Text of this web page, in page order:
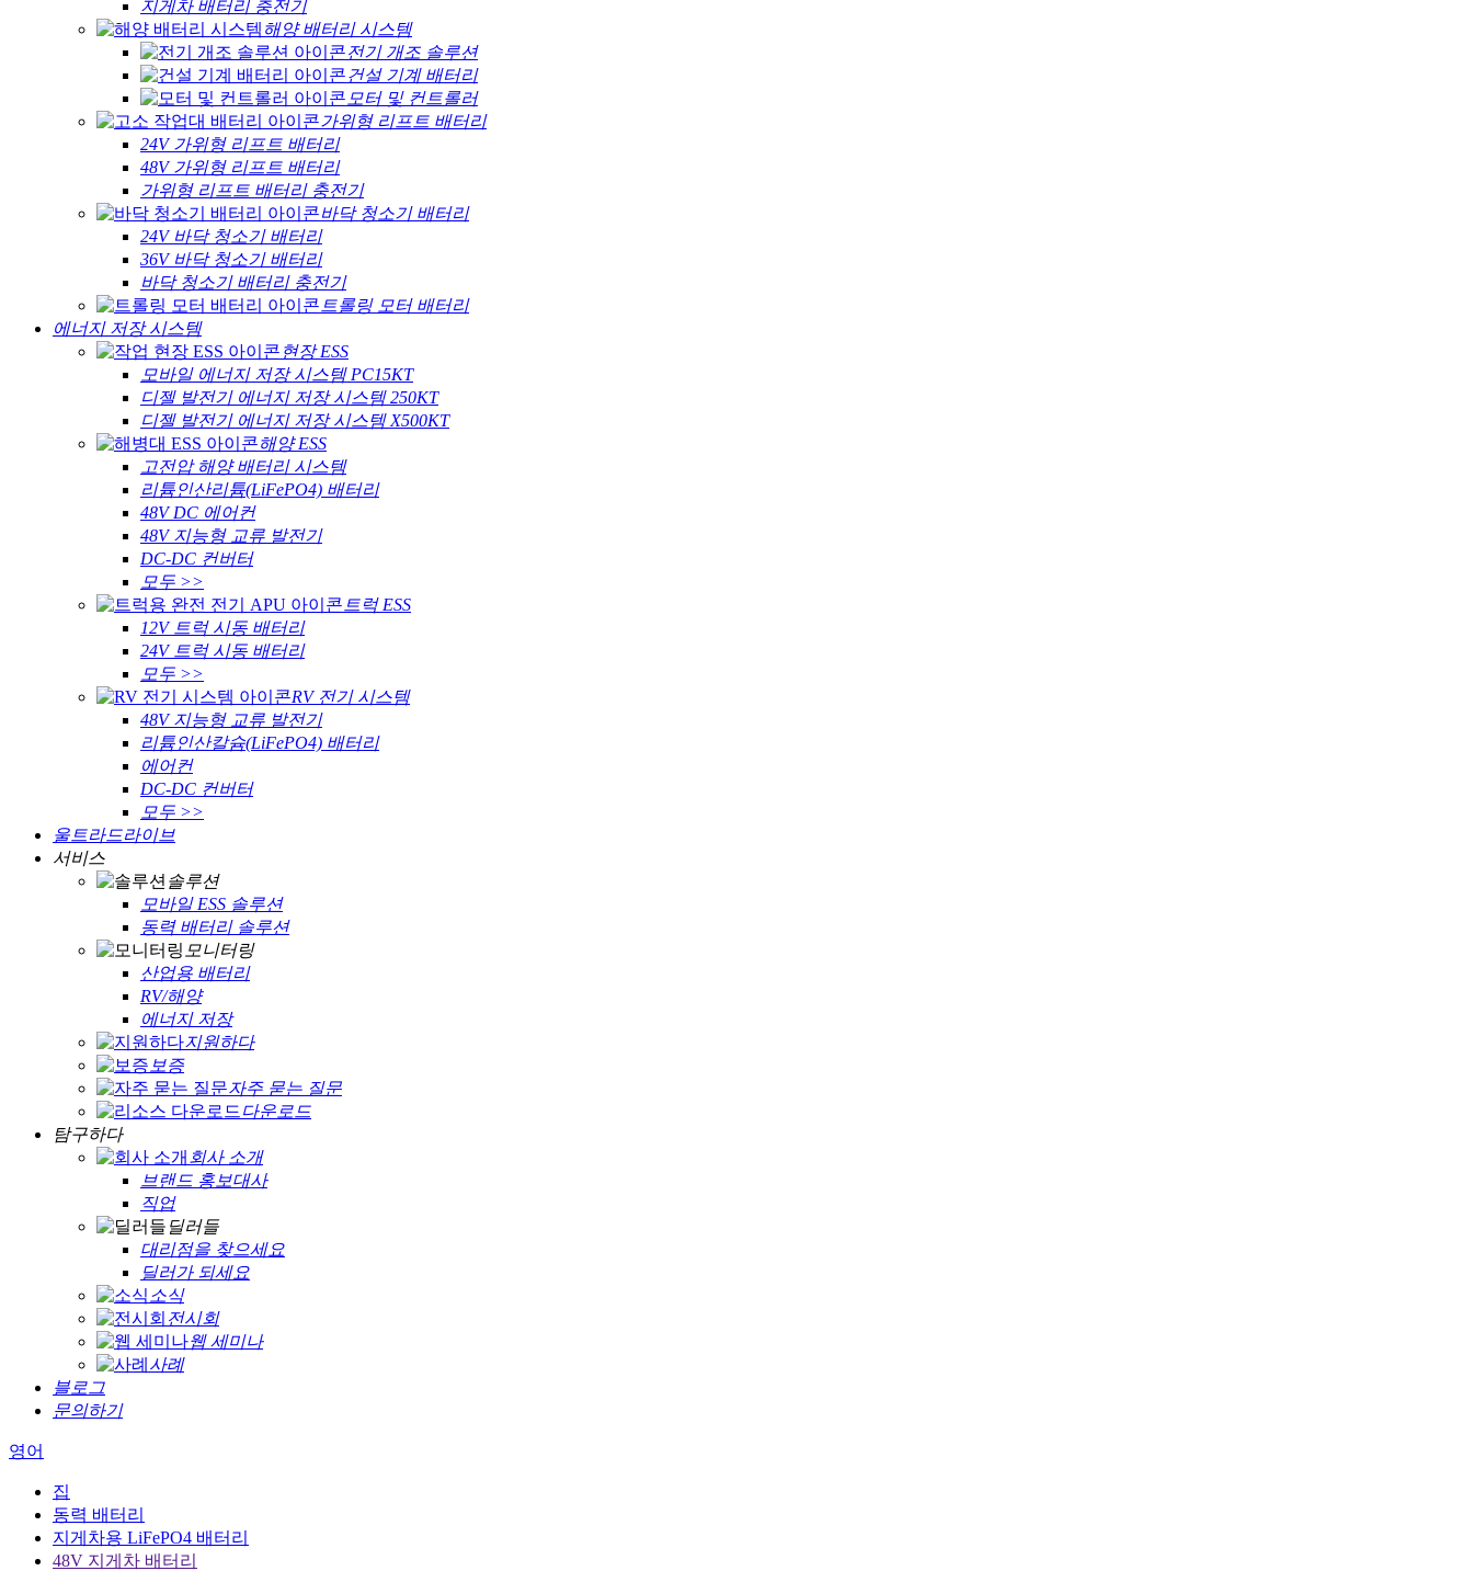
지게차 배터리 충전기
해양 배터리 시스템
전기 개조 솔루션
건설 기계 배터리
모터 및 컨트롤러
가위형 리프트 배터리
24V 가위형 리프트 배터리
48V 가위형 리프트 배터리
가위형 리프트 배터리 충전기
바닥 청소기 배터리
24V 바닥 청소기 배터리
36V 바닥 청소기 배터리
바닥 청소기 배터리 충전기
트롤링 모터 배터리
에너지 저장 시스템
현장 ESS
모바일 에너지 저장 시스템 PC15KT
디젤 발전기 에너지 저장 시스템 250KT
디젤 발전기 에너지 저장 시스템 X500KT
해양 ESS
고전압 해양 배터리 시스템
리튬인산리튬(LiFePO4) 배터리
48V DC 에어컨
48V 지능형 교류 발전기
DC-DC 컨버터
모두 >>
트럭 ESS
12V 트럭 시동 배터리
24V 트럭 시동 배터리
모두 >>
RV 전기 시스템
48V 지능형 교류 발전기
리튬인산칼슘(LiFePO4) 배터리
에어컨
DC-DC 컨버터
모두 >>
울트라드라이브
서비스
솔루션
모바일 ESS 솔루션
동력 배터리 솔루션
모니터링
산업용 배터리
RV/해양
에너지 저장
지원하다
보증
자주 묻는 질문
다운로드
탐구하다
회사 소개
브랜드 홍보대사
직업
딜러들
대리점을 찾으세요
딜러가 되세요
소식
전시회
웹 세미나
사례
블로그
문의하기
영어
집
동력 배터리
지게차용 LiFePO4 배터리
48V 지게차 배터리